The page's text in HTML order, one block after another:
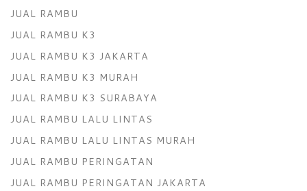
JUAL RAMBU
JUAL RAMBU K3
JUAL RAMBU K3 JAKARTA
JUAL RAMBU K3 MURAH
JUAL RAMBU K3 SURABAYA
JUAL RAMBU LALU LINTAS
JUAL RAMBU LALU LINTAS MURAH
JUAL RAMBU PERINGATAN
JUAL RAMBU PERINGATAN JAKARTA